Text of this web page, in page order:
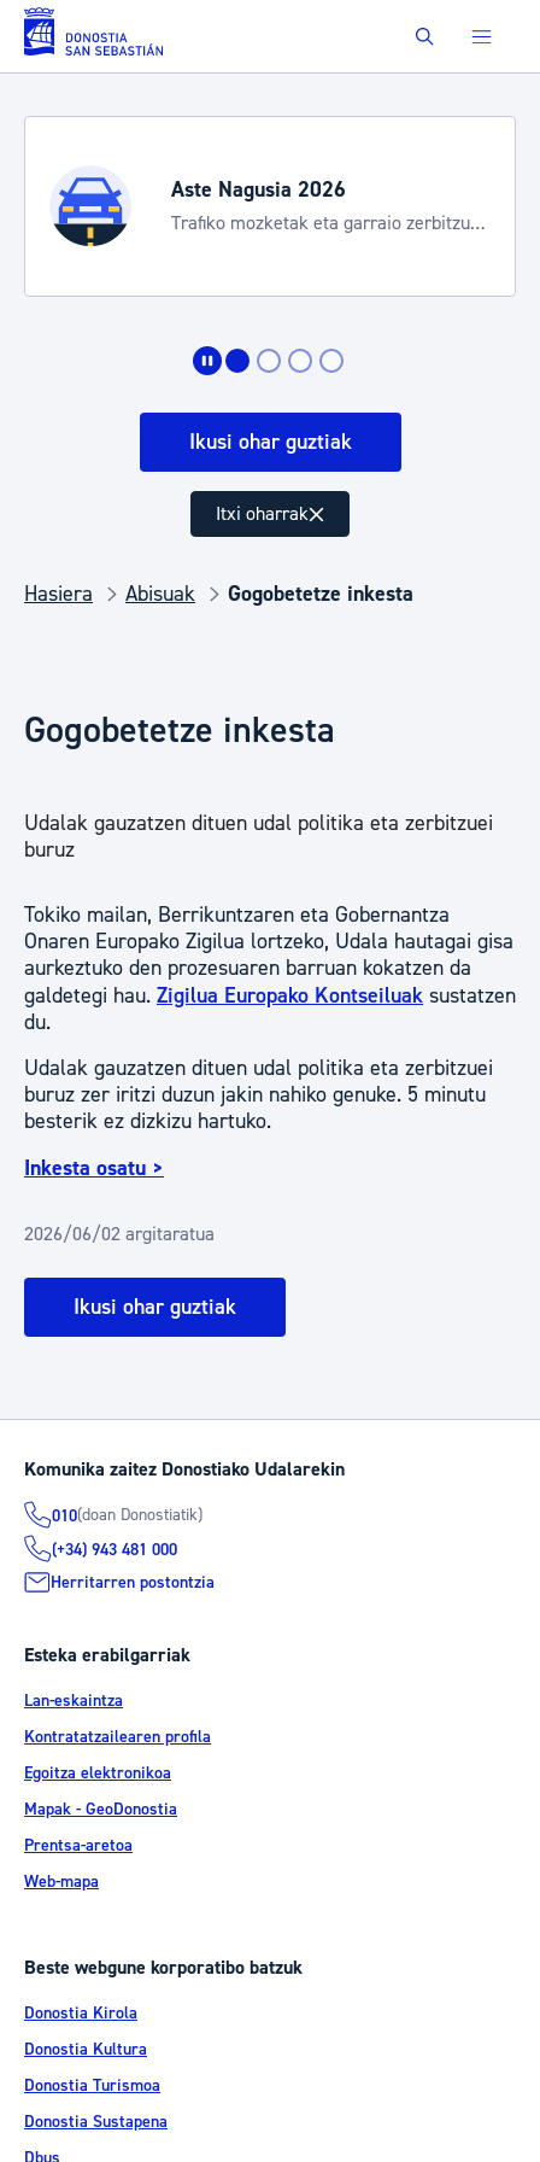
Eduki nagusira joan Buscar
Aste Nagusia 2026
Trafiko mozketak eta garraio zerbitzu
Ikusi ohar guztiak
Itxi oharrak
Hasiera Abisuak Gogobetetze inkesta
Gogobetetze inkesta
Udalak gauzatzen dituen udal politika eta zerbitzuei
buruz
Tokiko mailan, Berrikuntzaren eta Gobernantza
Onaren Europako Zigilua lortzeko, Udala hautagai gisa
aurkeztuko den prozesuaren barruan kokatzen da
galdetegi hau. Zigilua Europako Kontseiluak sustatzen
du.
Udalak gauzatzen dituen udal politika eta zerbitzuei
buruz zer iritzi duzun jakin nahiko genuke. 5 minutu
besterik ez dizkizu hartuko.
Inkesta osatu >
2026/06/02 argitaratua
Ikusi ohar guztiak
Komunika zaitez Donostiako Udalarekin
010(doan Donostiatik)
(+34) 943 481 000
Herritarren postontzia
Esteka erabilgarriak
Lan-eskaintza
Kontratatzailearen profila
Egoitza elektronikoa
Mapak - GeoDonostia
Prentsa-aretoa
Web-mapa
Beste webgune korporatibo batzuk
Donostia Kirola
Donostia Kultura
Donostia Turismoa
Donostia Sustapena